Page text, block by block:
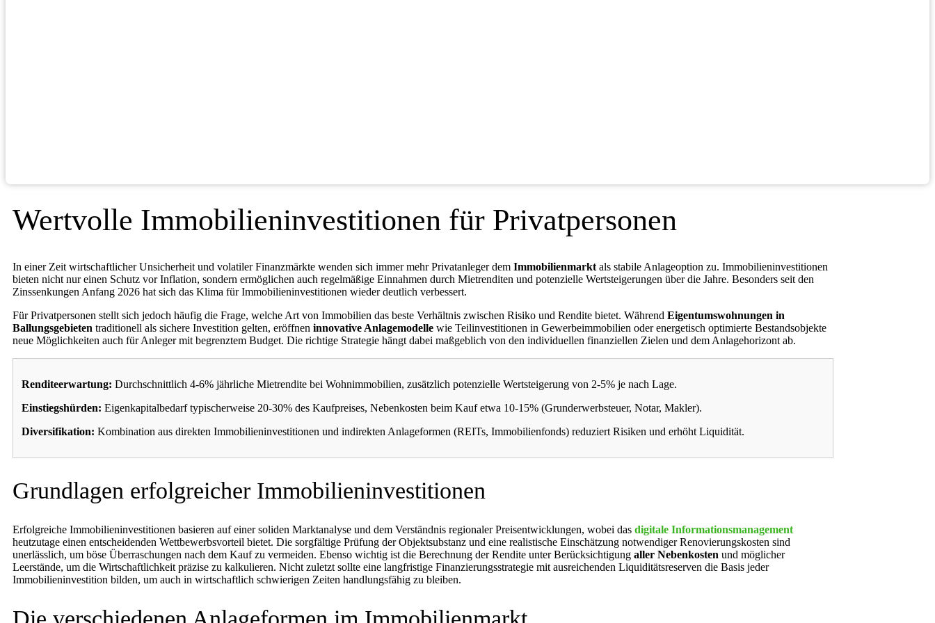
Wertvolle Immobilieninvestitionen für Privatpersonen
In einer Zeit wirtschaftlicher Unsicherheit und volatiler Finanzmärkte wenden sich immer mehr Privatanleger dem Immobilienmarkt als stabile Anlageoption zu. Immobilieninvestitionen
bieten nicht nur einen Schutz vor Inflation, sondern ermöglichen auch regelmäßige Einnahmen durch Mietrenditen und potenzielle Wertsteigerungen über die Jahre. Besonders seit den
Zinssenkungen Anfang 2026 hat sich das Klima für Immobilieninvestitionen wieder deutlich verbessert.
Für Privatpersonen stellt sich jedoch häufig die Frage, welche Art von Immobilien das beste Verhältnis zwischen Risiko und Rendite bietet. Während Eigentumswohnungen in
Ballungsgebieten traditionell als sichere Investition gelten, eröffnen innovative Anlagemodelle wie Teilinvestitionen in Gewerbeimmobilien oder energetisch optimierte Bestandsobjekte
neue Möglichkeiten auch für Anleger mit begrenztem Budget. Die richtige Strategie hängt dabei maßgeblich von den individuellen finanziellen Zielen und dem Anlagehorizont ab.
Renditeerwartung: Durchschnittlich 4-6% jährliche Mietrendite bei Wohnimmobilien, zusätzlich potenzielle Wertsteigerung von 2-5% je nach Lage.
Einstiegshürden: Eigenkapitalbedarf typischerweise 20-30% des Kaufpreises, Nebenkosten beim Kauf etwa 10-15% (Grunderwerbsteuer, Notar, Makler).
Diversifikation: Kombination aus direkten Immobilieninvestitionen und indirekten Anlageformen (REITs, Immobilienfonds) reduziert Risiken und erhöht Liquidität.
Grundlagen erfolgreicher Immobilieninvestitionen
Erfolgreiche Immobilieninvestitionen basieren auf einer soliden Marktanalyse und dem Verständnis regionaler Preisentwicklungen, wobei das digitale Informationsmanagement
heutzutage einen entscheidenden Wettbewerbsvorteil bietet. Die sorgfältige Prüfung der Objektsubstanz und eine realistische Einschätzung notwendiger Renovierungskosten sind
unerlässlich, um böse Überraschungen nach dem Kauf zu vermeiden. Ebenso wichtig ist die Berechnung der Rendite unter Berücksichtigung aller Nebenkosten und möglicher
Leerstände, um die Wirtschaftlichkeit präzise zu kalkulieren. Nicht zuletzt sollte eine langfristige Finanzierungsstrategie mit ausreichenden Liquiditätsreserven die Basis jeder
Immobilieninvestition bilden, um auch in wirtschaftlich schwierigen Zeiten handlungsfähig zu bleiben.